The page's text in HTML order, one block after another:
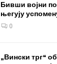
Бивши војни
његују
0
„Вински трг“